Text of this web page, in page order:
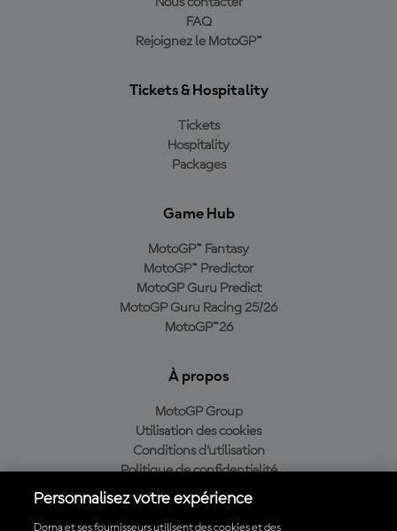
FAQ
Rejoignez le MotoGP™
Tickets & Hospitality
Tickets
Hospitality
Packages
Game Hub
MotoGP™ Fantasy
MotoGP™ Predictor
MotoGP Guru Predict
MotoGP Guru Racing 25/26
MotoGP™26
À propos
MotoGP Group
Utilisation des cookies
Conditions d'utilisation
Politique de confidentialité
Politique d’achat
Personnalisez votre expérience
Dorna et ses fournisseurs utilisent des cookies et des